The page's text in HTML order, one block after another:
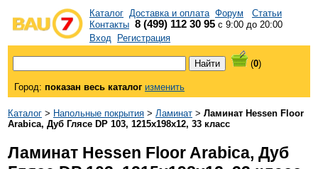
Каталог Доставка и оплата Форум
Статьи
Контакты 8 (499) 112 30 95 с 9:00 до 20:00
Вход
Регистрация
(0)
Город: показан весь каталог изменить
Каталог > Напольные покрытия > Ламинат > Ламинат Hessen Floor
Arabica, Дуб Глясе DP 103, 1215x198x12, 33 класс
Ламинат Hessen Floor Arabica, Дуб